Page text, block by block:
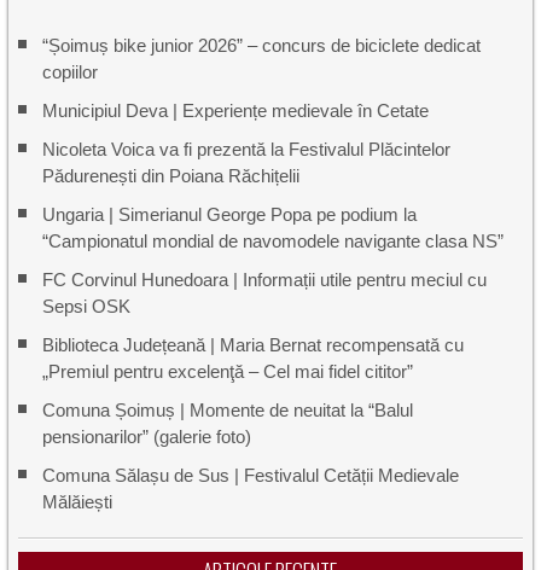
“Șoimuș bike junior 2026” – concurs de biciclete dedicat
copiilor
Municipiul Deva | Experiențe medievale în Cetate
Nicoleta Voica va fi prezentă la Festivalul Plăcintelor
Pădurenești din Poiana Răchițelii
Ungaria | Simerianul George Popa pe podium la
“Campionatul mondial de navomodele navigante clasa NS”
FC Corvinul Hunedoara | Informații utile pentru meciul cu
Sepsi OSK
Biblioteca Județeană | Maria Bernat recompensată cu
„Premiul pentru excelenţă – Cel mai fidel cititor”
Comuna Șoimuș | Momente de neuitat la “Balul
pensionarilor” (galerie foto)
Comuna Sălașu de Sus | Festivalul Cetății Medievale
Mălăiești